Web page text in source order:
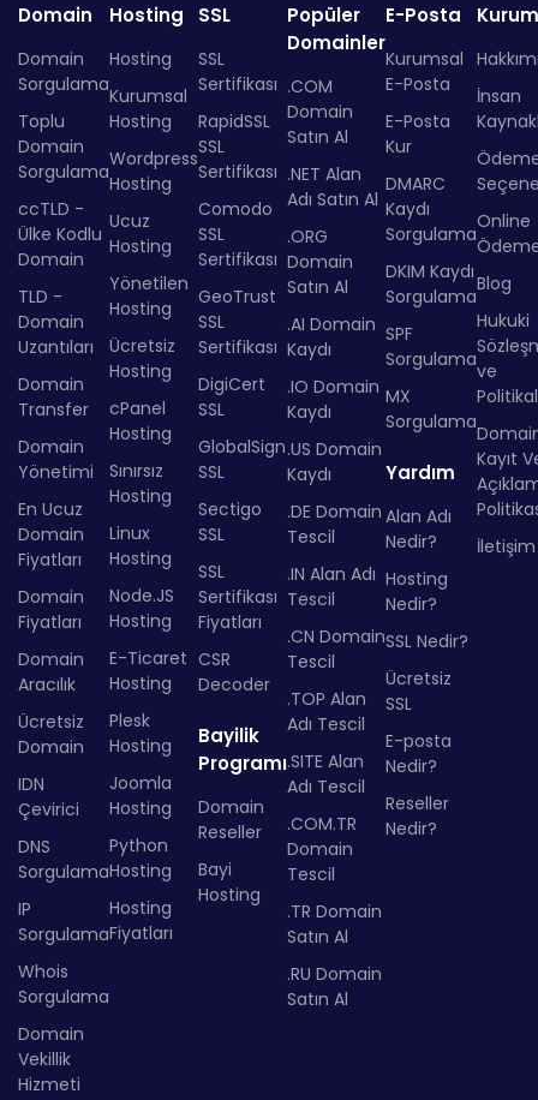
Domain
Domain
Sorgulama
Toplu
Domain
Sorgulama
ccTLD -
Ülke Kodlu
Domain
TLD -
Domain
Uzantıları
Domain
Transfer
Domain
Yönetimi
En Ucuz
Domain
Fiyatları
Domain
Fiyatları
Domain
Aracılık
Ücretsiz
Domain
IDN
Çevirici
DNS
Sorgulama
IP
Sorgulama
Whois
Sorgulama
Domain
Vekillik
Hizmeti
Hosting
Hosting
Kurumsal
Hosting
Wordpress
Hosting
Ucuz
Hosting
Yönetilen
Hosting
Ücretsiz
Hosting
cPanel
Hosting
Sınırsız
Hosting
Linux
Hosting
Node.JS
Hosting
E-Ticaret
Hosting
Plesk
Hosting
Joomla
Hosting
Python
Hosting
Hosting
Fiyatları
SSL
SSL
Sertifikası
RapidSSL
SSL
Sertifikası
Comodo
SSL
Sertifikası
GeoTrust
SSL
Sertifikası
DigiCert
SSL
GlobalSign
SSL
Sectigo
SSL
SSL
Sertifikası
Fiyatları
CSR
Decoder
Bayilik
Programı
Domain
Reseller
Bayi
Hosting
Popüler
Domainler
.COM
Domain
Satın Al
.NET Alan
Adı Satın Al
.ORG
Domain
Satın Al
.AI Domain
Kaydı
.IO Domain
Kaydı
.US Domain
Kaydı
.DE Domain
Tescil
.IN Alan Adı
Tescil
.CN Domain
Tescil
.TOP Alan
Adı Tescil
.SITE Alan
Adı Tescil
.COM.TR
Domain
Tescil
.TR Domain
Satın Al
.RU Domain
Satın Al
E-Posta
Kurumsal
E-Posta
E-Posta
Kur
DMARC
Kaydı
Sorgulama
DKIM Kaydı
Sorgulama
SPF
Sorgulama
MX
Sorgulama
Yardım
Alan Adı
Nedir?
Hosting
Nedir?
SSL Nedir?
Ücretsiz
SSL
E-posta
Nedir?
Reseller
Nedir?
İnsan
Online
Blog
Hukuki
ve
Kayıt
İletişim